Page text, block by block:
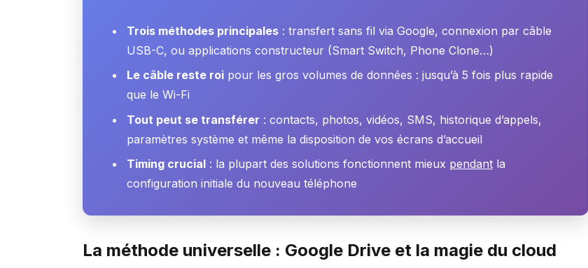
Trois méthodes principales: transfert sans fil via Google, connexion par câble
USB-C, ou applications constructeur (Smart Switch, Phone Clone…)
Le câble reste roipour les gros volumes de données : jusqu’à 5 fois plus rapide
que le Wi-Fi
Tout peut se transférer : contacts, photos, vidéos, SMS, historique d’appels,
paramètres système et même la disposition de vos écrans d’accueil
Timing crucial: la plupart des solutions fonctionnent mieux pendantla
configuration initiale du nouveau téléphone
La méthode universelle : Google Drive et la magie du cloud